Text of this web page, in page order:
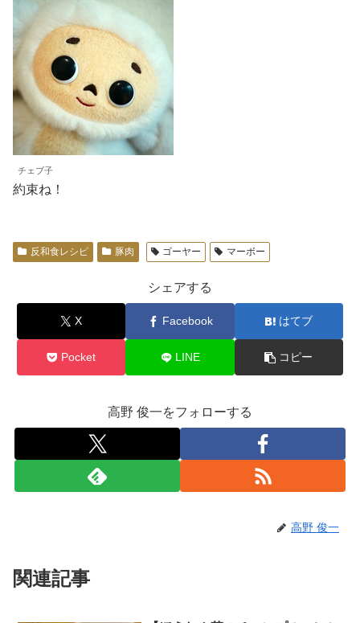
チェブ子
約束ね！
反和食レシピ 豚肉 ゴーヤー マーボー
シェアする
X Facebook はてブ
Pocket LINE コピー
高野 俊一をフォローする
高野 俊一
関連記事